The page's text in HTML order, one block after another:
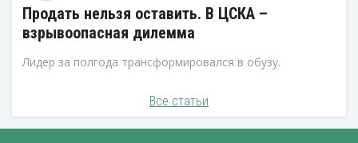
Продать нельзя оставить. В ЦСКА –
взрывоопасная дилемма
Лидер за полгода трансформировался в обузу.
Все статьи